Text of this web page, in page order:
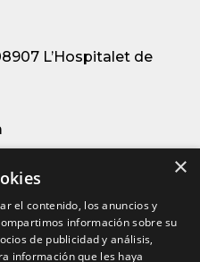
L’Hospitalet de
– NextGenerationEU
×
el contenido, los anuncios y
información sobre su
de publicidad y análisis,
información que les haya